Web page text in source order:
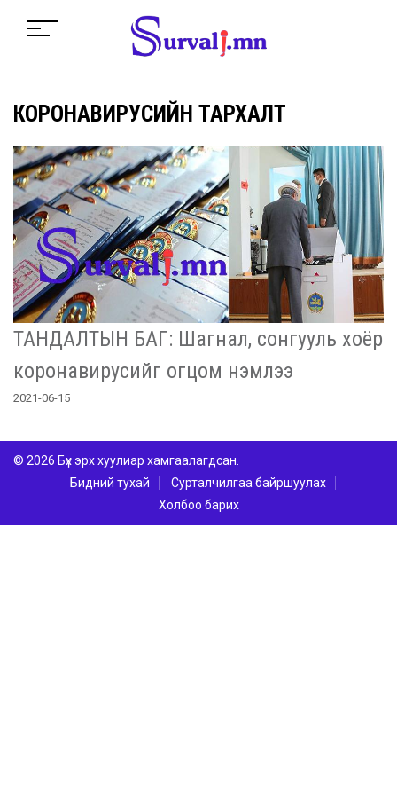
КОРОНАВИРУСИЙН ТАРХАЛТ
ТАНДАЛТЫН БАГ: Шагнал, сонгууль хоёр
коронавирусийг огцом нэмлээ
2021-06-15
© 2026 Бүх эрх хуулиар хамгаалагдсан.
Бидний тухай
Сурталчилгаа байршуулах
Холбоо барих